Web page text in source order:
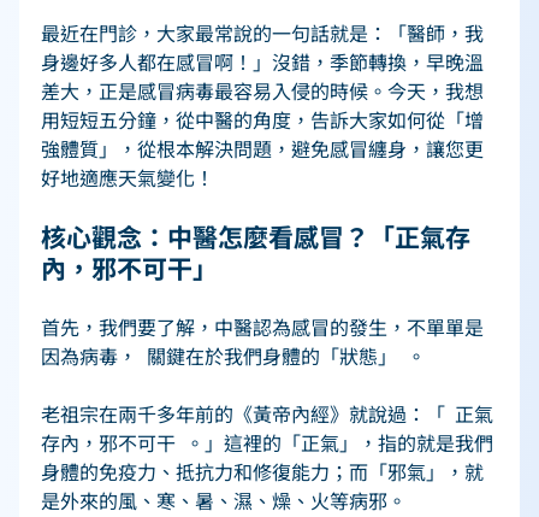
最近在門診，大家最常說的一句話就是：「醫師，我
身邊好多人都在感冒啊！」沒錯，季節轉換，早晚溫
差大，正是感冒病毒最容易入侵的時候。今天，我想
用短短五分鐘，從中醫的角度，告訴大家如何從「增
強體質」，從根本解決問題，避免感冒纏身，讓您更
好地適應天氣變化！
核心觀念：中醫怎麼看感冒？「正氣存
內，邪不可干」
首先，我們要了解，中醫認為感冒的發生，不單單是
因為病毒，  關鍵在於我們身體的「狀態」  。
老祖宗在兩千多年前的《黃帝內經》就說過：「  正氣
存內，邪不可干  。」這裡的「正氣」，指的就是我們
身體的免疫力、抵抗力和修復能力；而「邪氣」，就
是外來的風、寒、暑、濕、燥、火等病邪。